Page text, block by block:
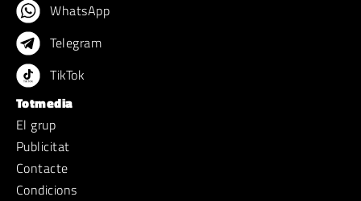
WhatsApp
Telegram
TikTok
Totmedia
El grup
Publicitat
Contacte
Condicions